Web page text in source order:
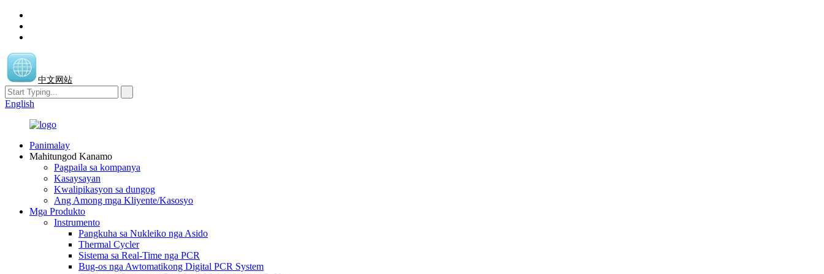
中文网站
English
Panimalay
Mahitungod Kanamo
Pagpaila sa kompanya
Kasaysayan
Kwalipikasyon sa dungog
Ang Among mga Kliyente/Kasosyo
Mga Produkto
Instrumento
Pangkuha sa Nukleiko nga Asido
Thermal Cycler
Sistema sa Real-Time nga PCR
Bug-os nga Awtomatikong Digital PCR System